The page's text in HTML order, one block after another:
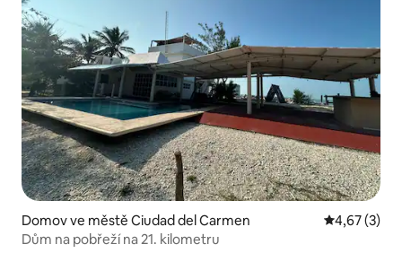
Domov ve městě Ciudad del Carmen Průměrné
4,67 (3)
Dům na pobřeží na 21. kilometru